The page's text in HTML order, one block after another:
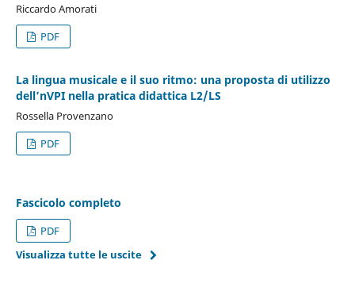
Riccardo Amorati
PDF
La lingua musicale e il suo ritmo: una proposta di utilizzo
dell’nVPI nella pratica didattica L2/LS
Rossella Provenzano
PDF
Fascicolo completo
PDF
Visualizza tutte le uscite